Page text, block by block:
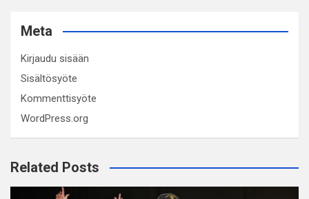
Meta
Kirjaudu sisään
Sisältösyöte
Kommenttisyöte
WordPress.org
Related Posts